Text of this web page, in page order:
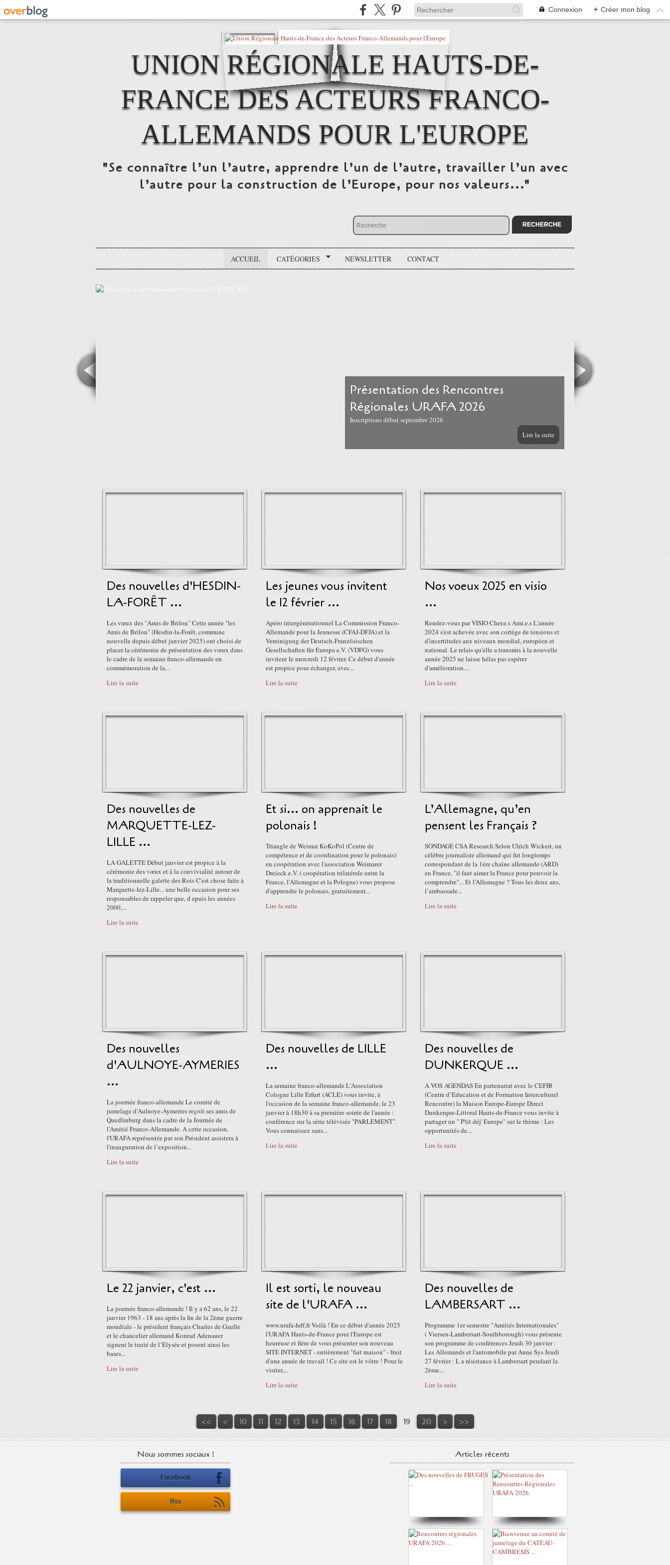
Connexion + Créer mon blog
UNION RÉGIONALE HAUTS-DE-
FRANCE DES ACTEURS FRANCO-
ALLEMANDS POUR L'EUROPE
"Se connaître l’un l’autre, apprendre l’un de l’autre, travailler l’un avec
l’autre pour la construction de l’Europe, pour nos valeurs..."
ACCUEIL CATÉGORIES NEWSLETTER CONTACT
Présentation des Rencontres
Régionales URAFA 2026
Inscriptions début septembre 2026
Lire la suite
Des nouvelles d'HESDIN-
LA-FORÊT ...
Les vœux des "Amis de Brilon" Cette année "les
Amis de Brilon" (Hesdin-la-Forêt, commune
nouvelle depuis début janvier 2025) ont choisi de
placer la cérémonie de présentation des vœux dans
le cadre de la semaine franco-allemande en
commémoration de la...
Lire la suite
Les jeunes vous invitent
le 12 février ...
Apéro intergénérationnel La Commission Franco-
Allemande pour la Jeunesse (CFAJ-DFJA) et la
Vereinigung der Deutsch-Französischen
Gesellschaften für Europa e.V. (VDFG) vous
invitent le mercredi 12 février. Ce début d'année
est propice pour échanger, avec...
Lire la suite
Nos voeux 2025 en visio
...
Rendez-vous par VISIO Cher.e.s Ami.e.s L'année
2024 s'est achevée avec son cortège de tensions et
d'incertitudes aux niveaux mondial, européen et
national. Le relais qu'elle a transmis à la nouvelle
année 2025 ne laisse hélas pas espérer
d'amélioration....
Lire la suite
Des nouvelles de
MARQUETTE-LEZ-
LILLE ...
LA GALETTE Début janvier est propice à la
cérémonie des vœux et à la convivialité autour de
la traditionnelle galette des Rois C'est chose faite à
Marquette-lez-Lille... une belle occasion pour ses
responsables de rappeler que, d epuis les années
2000,...
Lire la suite
Et si... on apprenait le
polonais !
Triangle de Weimar KoKoPol (Centre de
compétence et de coordination pour le polonais)
en coopération avec l'association Weimarer
Dreieck e.V. ( coopération trilatérale entre la
France, l'Allemagne et la Pologne) vous propose
d'apprendre le polonais, gratuitement...
Lire la suite
L’Allemagne, qu’en
pensent les Français ?
SONDAGE CSA Research Selon Ulrich Wickert, un
célèbre journaliste allemand qui fut longtemps
correspondant de la 1ére chaîne allemande (ARD)
en France, "il faut aimer la France pour pouvoir la
comprendre"... Et l’Allemagne ? Tous les deux ans,
l’ambassade...
Lire la suite
Des nouvelles
d'AULNOYE-AYMERIES
...
La journée franco-allemande Le comité de
jumelage d'Aulnoye-Aymeries reçoit ses amis de
Quedlinburg dans la cadre de la Journée de
l'Amitié Franco-Allemande. A cette occasion,
l'URAFA représentée par son Président assistera à
l'inauguration de l’exposition...
Lire la suite
Des nouvelles de LILLE
...
La semaine franco-allemande L'Association
Cologne Lille Erfurt (ACLE) vous invite, à
l'occasion de la semaine franco-allemande, le 23
janvier à 18h30 à sa première soirée de l'année :
conférence sur la série télévisée "PARLEMENT".
Vous connaissez sans...
Lire la suite
Des nouvelles de
DUNKERQUE ...
A VOS AGENDAS En partenariat avec le CEFIR
(Centre d’Education et de Formation Interculturel
Rencontre) la Maison Europe-Europe Direct
Dunkerque-Littoral Hauts-de-France vous invite à
partager un " P'tit déj' Europe" sur le thème : Les
opportunités de...
Lire la suite
Le 22 janvier, c'est ...
La journée franco-allemande ! Il y a 62 ans, le 22
janvier 1963 - 18 ans après la fin de la 2ème guerre
mondiale - le président français Charles de Gaulle
et le chancelier allemand Konrad Adenauer
signent le traité de l’Élysée et posent ainsi les
bases...
Lire la suite
Il est sorti, le nouveau
site de l'URAFA ...
www.urafa-hdf.fr Voilà ! En ce début d'année 2025
l'URAFA Hauts-de-France pour l'Europe est
heureuse et fière de vous présenter son nouveau
SITE INTERNET - entièrement "fait maison" - fruit
d'une année de travail ! Ce site est le vôtre ! Pour le
visiter,...
Lire la suite
Des nouvelles de
LAMBERSART ...
Programme 1er semestre "Amitiés Internationales"
( Viersen-Lambersart-Southborough) vous présente
son programme de conférences Jeudi 30 janvier :
Les Allemands et l'automobile par Anne Sys Jeudi
27 février : L a résistance à Lambersart pendant la
2ème...
Lire la suite
<< < 10 11 12 13 14 15 16 17 18 19 20 30
40
50
60
70
> >>
Nous sommes sociaux !
Facebook
Rss
Articles récents